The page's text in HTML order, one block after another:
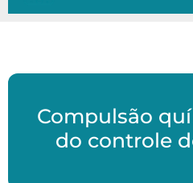
Compulsão
do controle